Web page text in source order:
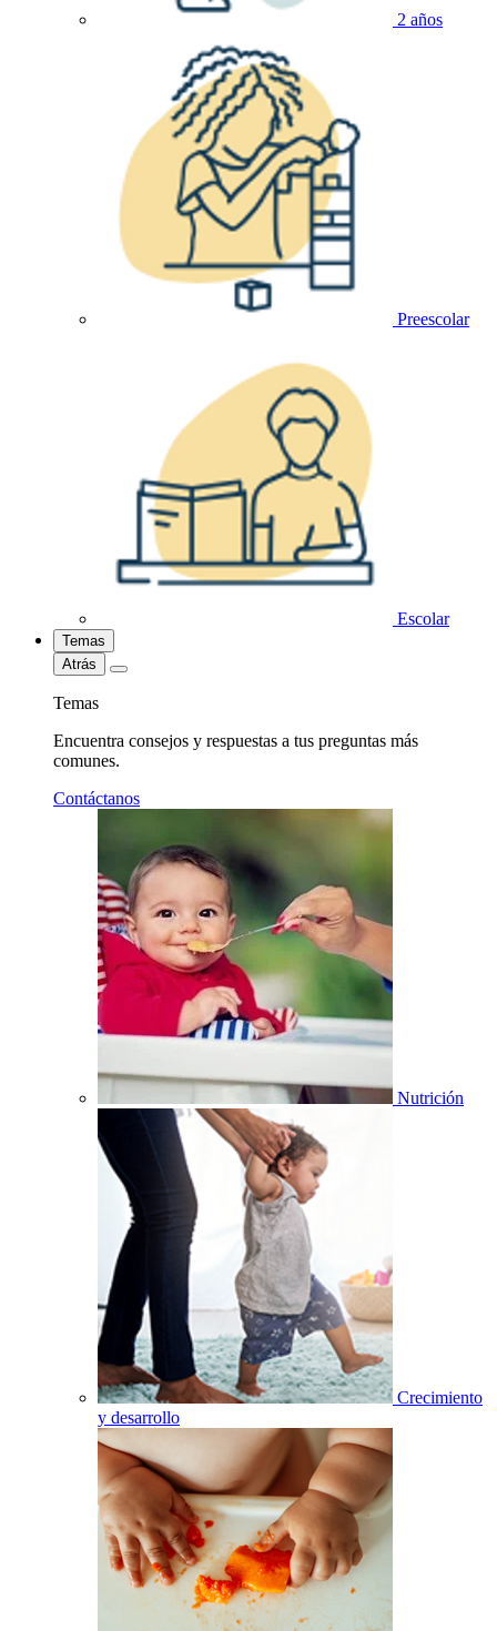
2 años
Preescolar
Escolar
Temas
Atrás
Temas
Encuentra consejos y respuestas a tus preguntas más
comunes.
Contáctanos
Nutrición
Crecimiento
y desarrollo